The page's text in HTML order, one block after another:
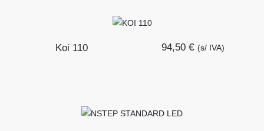
Koi 110 94,50 € (s/ IVA)